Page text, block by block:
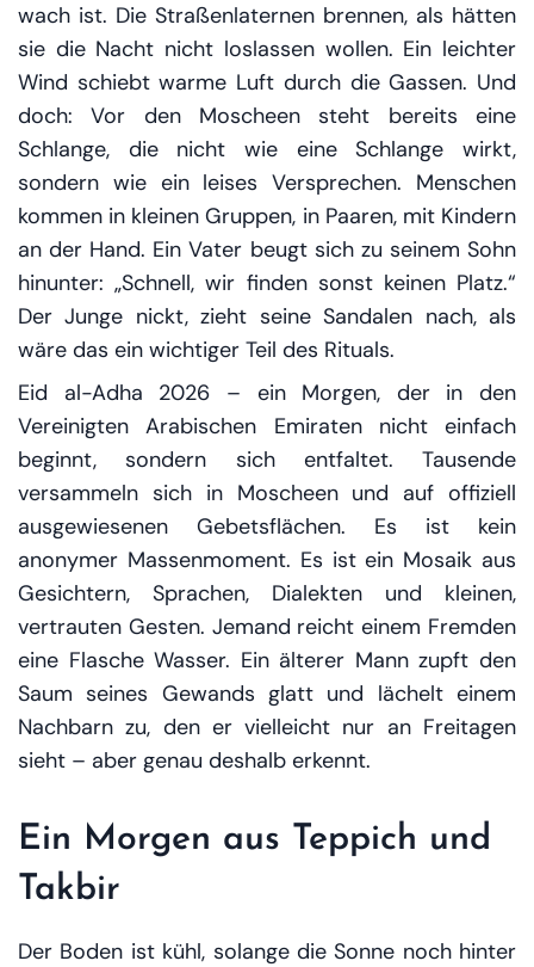
wach ist. Die Straßenlaternen brennen, als hätten
sie die Nacht nicht loslassen wollen. Ein leichter
Wind schiebt warme Luft durch die Gassen. Und
doch: Vor den Moscheen steht bereits eine
Schlange, die nicht wie eine Schlange wirkt,
sondern wie ein leises Versprechen. Menschen
kommen in kleinen Gruppen, in Paaren, mit Kindern
an der Hand. Ein Vater beugt sich zu seinem Sohn
hinunter: „Schnell, wir finden sonst keinen Platz.“
Der Junge nickt, zieht seine Sandalen nach, als
wäre das ein wichtiger Teil des Rituals.
Eid al-Adha 2026 – ein Morgen, der in den
Vereinigten Arabischen Emiraten nicht einfach
beginnt, sondern sich entfaltet. Tausende
versammeln sich in Moscheen und auf offiziell
ausgewiesenen Gebetsflächen. Es ist kein
anonymer Massenmoment. Es ist ein Mosaik aus
Gesichtern, Sprachen, Dialekten und kleinen,
vertrauten Gesten. Jemand reicht einem Fremden
eine Flasche Wasser. Ein älterer Mann zupft den
Saum seines Gewands glatt und lächelt einem
Nachbarn zu, den er vielleicht nur an Freitagen
sieht – aber genau deshalb erkennt.
Ein Morgen aus Teppich und
Takbir
Der Boden ist kühl, solange die Sonne noch hinter